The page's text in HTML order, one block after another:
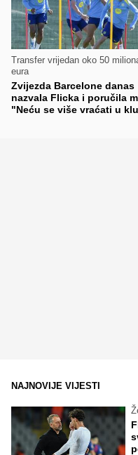
Transfer vrijedan oko 50
eura
Zvijezda Barcelone danas
nazvala Flicka i poručila
"Neću se više vraćati u
NAJNOVIJE VIJESTI